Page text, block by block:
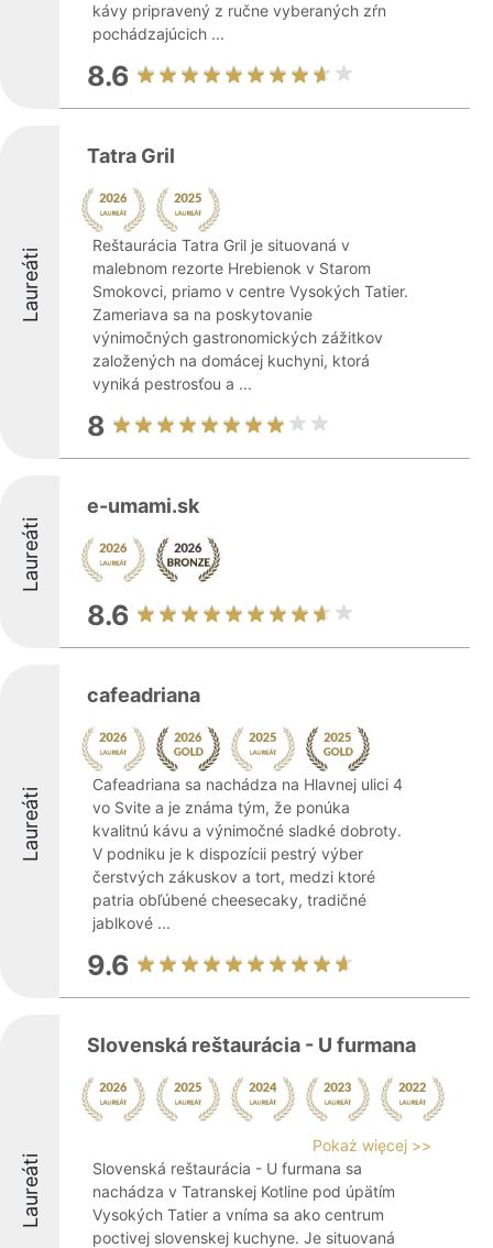
kávy pripravený z ručne vyberaných zŕn
pochádzajúcich ...
8.6
Laureáti
Tatra Gril
Reštaurácia Tatra Gril je situovaná v
malebnom rezorte Hrebienok v Starom
Smokovci, priamo v centre Vysokých Tatier.
Zameriava sa na poskytovanie
výnimočných gastronomických zážitkov
založených na domácej kuchyni, ktorá
vyniká pestrosťou a ...
8
Laureáti
e-umami.sk
8.6
Laureáti
cafeadriana
Cafeadriana sa nachádza na Hlavnej ulici 4
vo Svite a je známa tým, že ponúka
kvalitnú kávu a výnimočné sladké dobroty.
V podniku je k dispozícii pestrý výber
čerstvých zákuskov a tort, medzi ktoré
patria obľúbené cheesecaky, tradičné
jablkové ...
9.6
Laureáti
Slovenská reštaurácia - U furmana
Pokaż więcej >>
Slovenská reštaurácia - U furmana sa
nachádza v Tatranskej Kotline pod úpätím
Vysokých Tatier a vníma sa ako centrum
poctivej slovenskej kuchyne. Je situovaná